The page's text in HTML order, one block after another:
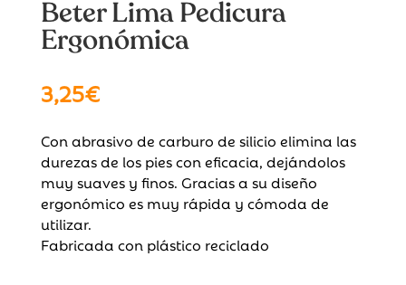
Beter Lima Pedicura
Ergonómica
3,25€
Con abrasivo de carburo de silicio elimina las
durezas de los pies con eficacia, dejándolos
muy suaves y finos. Gracias a su diseño
ergonómico es muy rápida y cómoda de
utilizar.
Fabricada con plástico reciclado